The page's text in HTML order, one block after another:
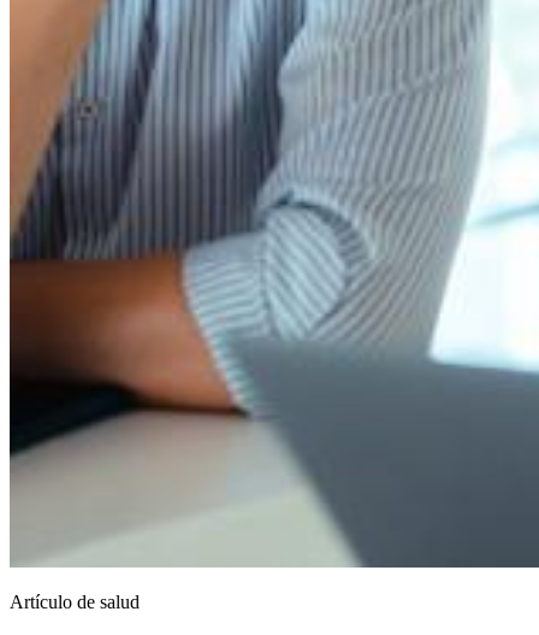
Artículo de salud